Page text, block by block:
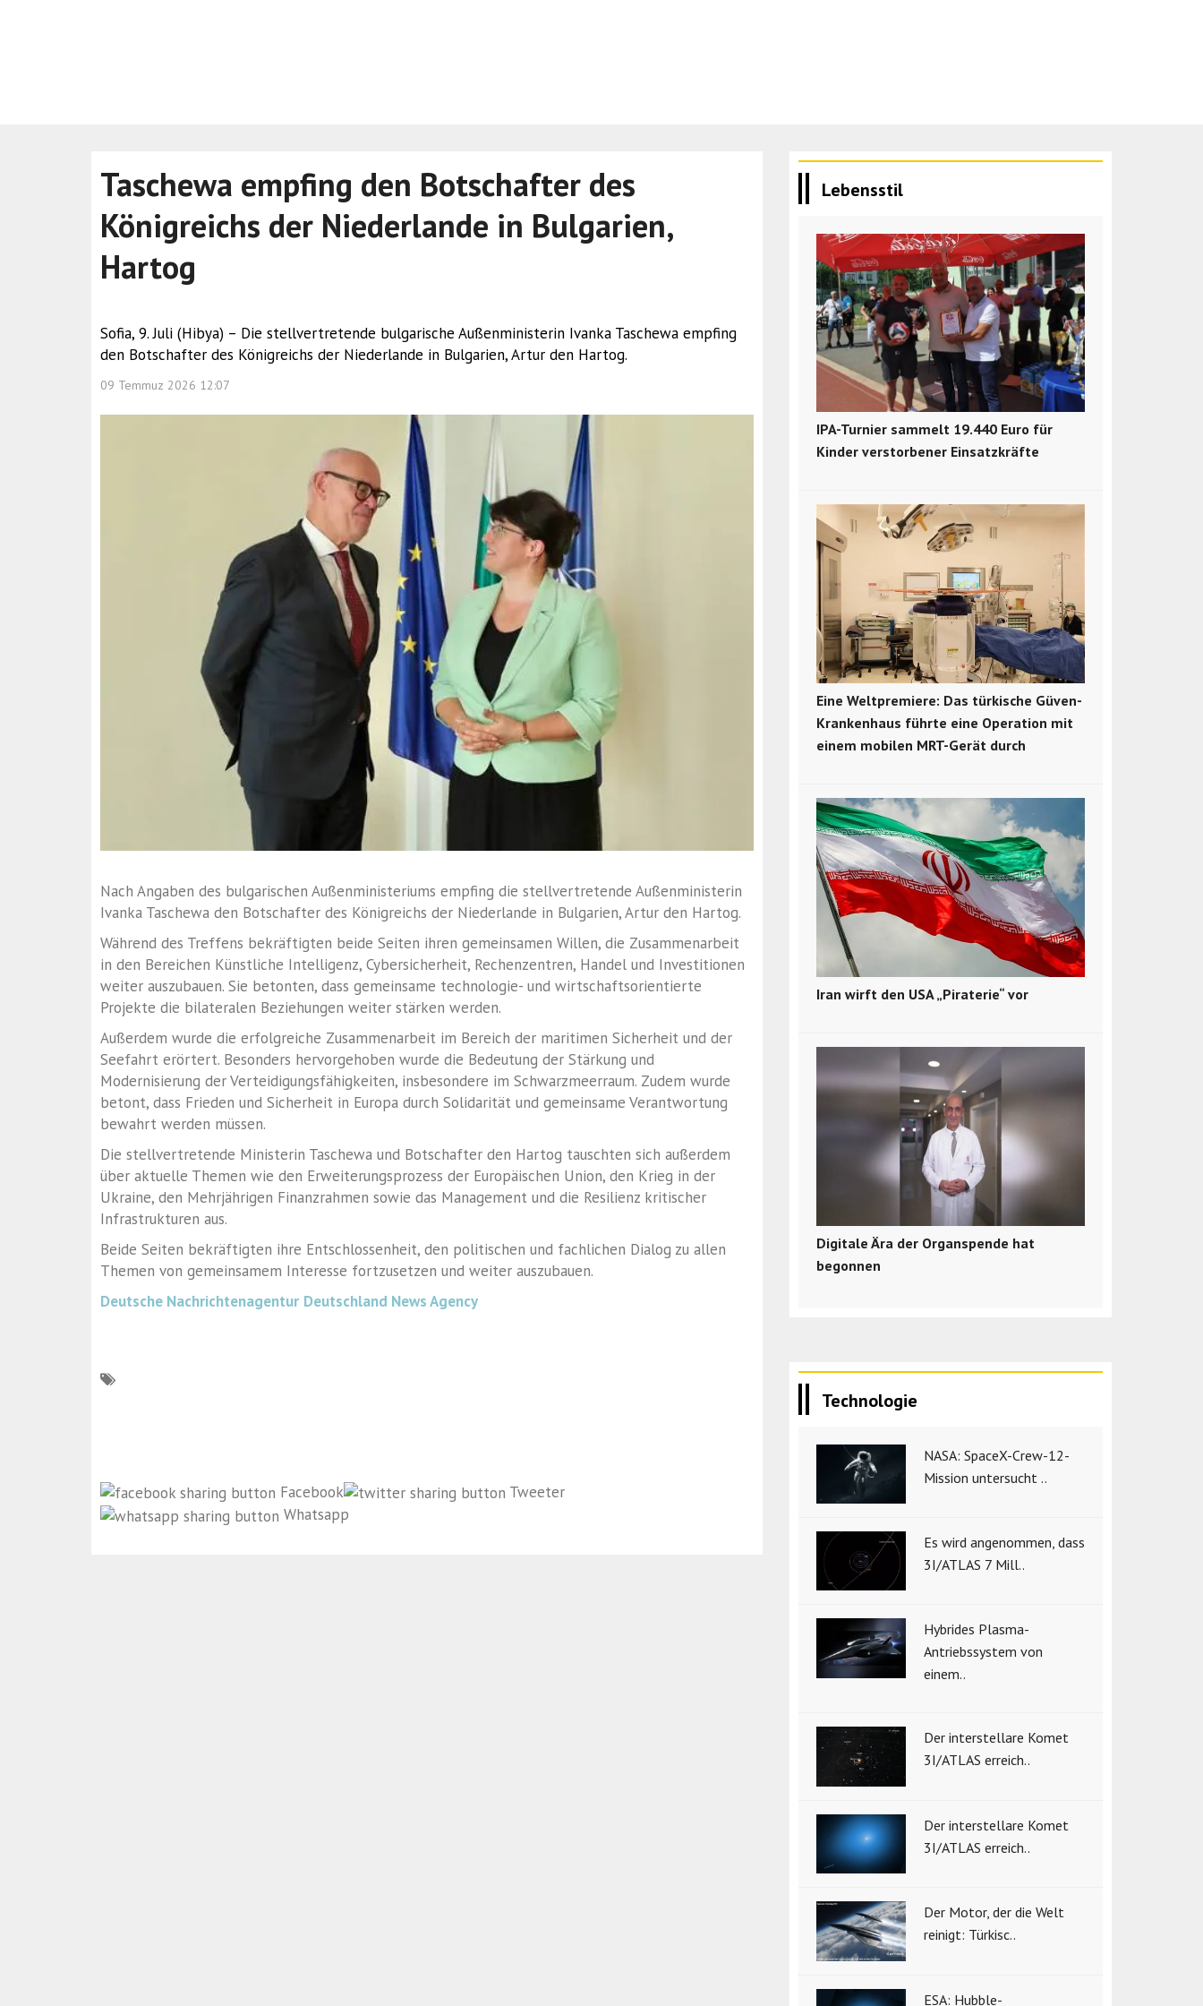
Taschewa empfing den Botschafter des
Königreichs der Niederlande in Bulgarien,
Hartog
Sofia, 9. Juli (Hibya) – Die stellvertretende bulgarische Außenministerin Ivanka Taschewa empfing
den Botschafter des Königreichs der Niederlande in Bulgarien, Artur den Hartog.
09 Temmuz 2026 12:07
Nach Angaben des bulgarischen Außenministeriums empfing die stellvertretende Außenministerin
Ivanka Taschewa den Botschafter des Königreichs der Niederlande in Bulgarien, Artur den Hartog.
Während des Treffens bekräftigten beide Seiten ihren gemeinsamen Willen, die Zusammenarbeit
in den Bereichen Künstliche Intelligenz, Cybersicherheit, Rechenzentren, Handel und Investitionen
weiter auszubauen. Sie betonten, dass gemeinsame technologie- und wirtschaftsorientierte
Projekte die bilateralen Beziehungen weiter stärken werden.
Außerdem wurde die erfolgreiche Zusammenarbeit im Bereich der maritimen Sicherheit und der
Seefahrt erörtert. Besonders hervorgehoben wurde die Bedeutung der Stärkung und
Modernisierung der Verteidigungsfähigkeiten, insbesondere im Schwarzmeerraum. Zudem wurde
betont, dass Frieden und Sicherheit in Europa durch Solidarität und gemeinsame Verantwortung
bewahrt werden müssen.
Die stellvertretende Ministerin Taschewa und Botschafter den Hartog tauschten sich außerdem
über aktuelle Themen wie den Erweiterungsprozess der Europäischen Union, den Krieg in der
Ukraine, den Mehrjährigen Finanzrahmen sowie das Management und die Resilienz kritischer
Infrastrukturen aus.
Beide Seiten bekräftigten ihre Entschlossenheit, den politischen und fachlichen Dialog zu allen
Themen von gemeinsamem Interesse fortzusetzen und weiter auszubauen.
Deutsche Nachrichtenagentur Deutschland News Agency
Facebook
Tweeter
Whatsapp
Lebensstil
IPA-Turnier sammelt 19.440 Euro für
Kinder verstorbener Einsatzkräfte
Eine Weltpremiere: Das türkische Güven-
Krankenhaus führte eine Operation mit
einem mobilen MRT-Gerät durch
Iran wirft den USA „Piraterie“ vor
Digitale Ära der Organspende hat
begonnen
Technologie
NASA: SpaceX-Crew-12-
Mission untersucht ..
Es wird angenommen, dass
3I/ATLAS 7 Mill..
Hybrides Plasma-
Antriebssystem von
einem..
Der interstellare Komet
3I/ATLAS erreich..
Der interstellare Komet
3I/ATLAS erreich..
Der Motor, der die Welt
reinigt: Türkisc..
ESA: Hubble-